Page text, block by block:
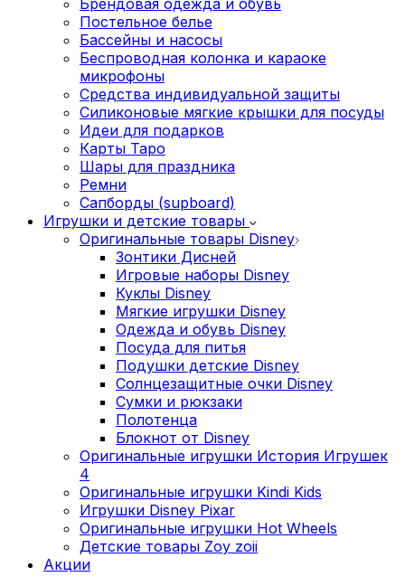
Постельное белье
Бассейны и насосы
Беспроводная колонка и караоке
микрофоны
Средства индивидуальной защиты
Силиконовые мягкие крышки для посуды
Идеи для подарков
Карты Таро
Шары для праздника
Ремни
Сапборды (supboard)
Игрушки и детские товары
Оригинальные товары Disney
Зонтики Дисней
Игровые наборы Disney
Куклы Disney
Мягкие игрушки Disney
Одежда и обувь Disney
Посуда для питья
Подушки детские Disney
Cолнцезащитные очки Disney
Сумки и рюкзаки
Полотенца
Блокнот от Disney
Оригинальные игрушки История Игрушек
4
Оригинальные игрушки Kindi Kids
Игрушки Disney Pixar
Оригинальные игрушки Hot Wheels
Детские товары Zoy zoii
Акции